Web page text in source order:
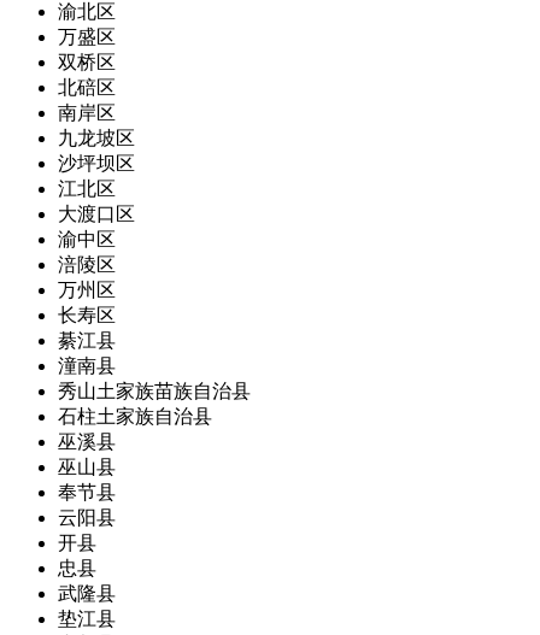
渝北区
万盛区
双桥区
北碚区
南岸区
九龙坡区
沙坪坝区
江北区
大渡口区
渝中区
涪陵区
万州区
长寿区
綦江县
潼南县
秀山土家族苗族自治县
石柱土家族自治县
巫溪县
巫山县
奉节县
云阳县
开县
忠县
武隆县
垫江县